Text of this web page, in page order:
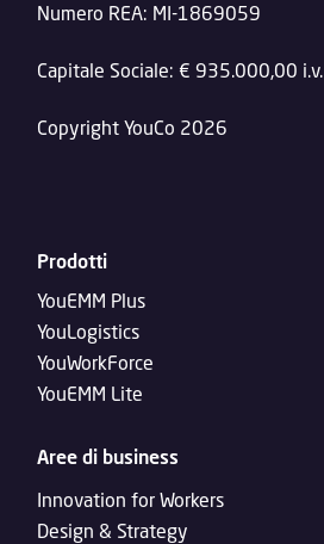
Numero REA: MI-1869059
Capitale Sociale: € 935.000,00 i.v.
Copyright YouCo 2026
Prodotti
YouEMM Plus
YouLogistics
YouWorkForce
YouEMM Lite
Aree di business
Innovation for Workers
Design & Strategy